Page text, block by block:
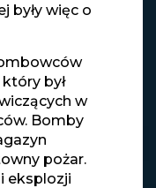
były więc o
był
w
Bomby
pożar.
eksplozji